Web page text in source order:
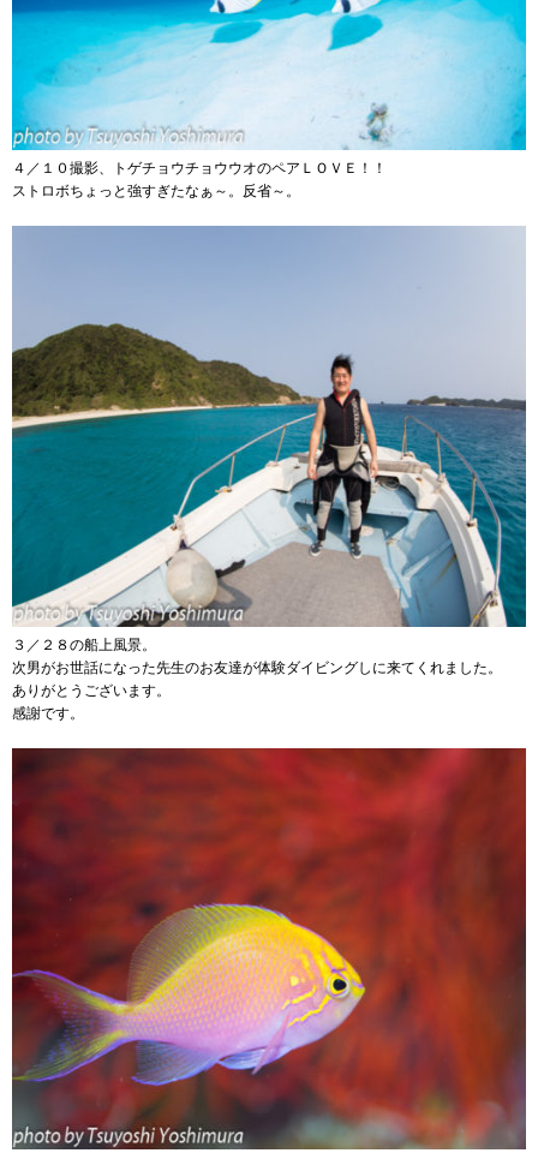
４／１０撮影、トゲチョウチョウウオのペアＬＯＶＥ！！
ストロボちょっと強すぎたなぁ～。反省～。
３／２８の船上風景。
次男がお世話になった先生のお友達が体験ダイビングしに来てくれました。
ありがとうございます。
感謝です。